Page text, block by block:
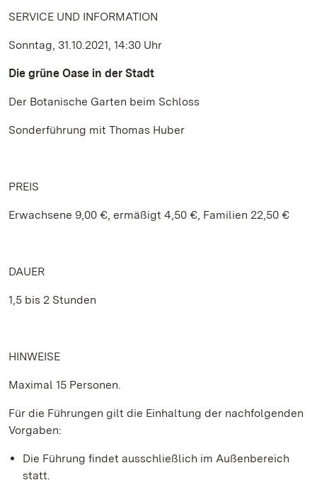
SERVICE UND INFORMATION
Sonntag, 31.10.2021, 14:30 Uhr
Die grüne Oase in der Stadt
Der Botanische Garten beim Schloss
Sonderführung mit Thomas Huber
PREIS
Erwachsene 9,00 €, ermäßigt 4,50 €, Familien 22,50 €
DAUER
1,5 bis 2 Stunden
HINWEISE
Maximal 15 Personen.
Für die Führungen gilt die Einhaltung der nachfolgenden
Vorgaben:
Die Führung findet ausschließlich im Außenbereich
statt.